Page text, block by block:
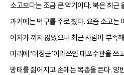
소고보다는 조금 큰 악기이다. 북은 최근
과거에는 벅구를 주로 쳤다. 요즘 소고는
여자가 끼지 않았으나 최근 사람이 부족
머리에 ‘대장군’이라쓰인 대포수관을 쓰
망태를 짊어지고 손에는 목총을 든다. 양